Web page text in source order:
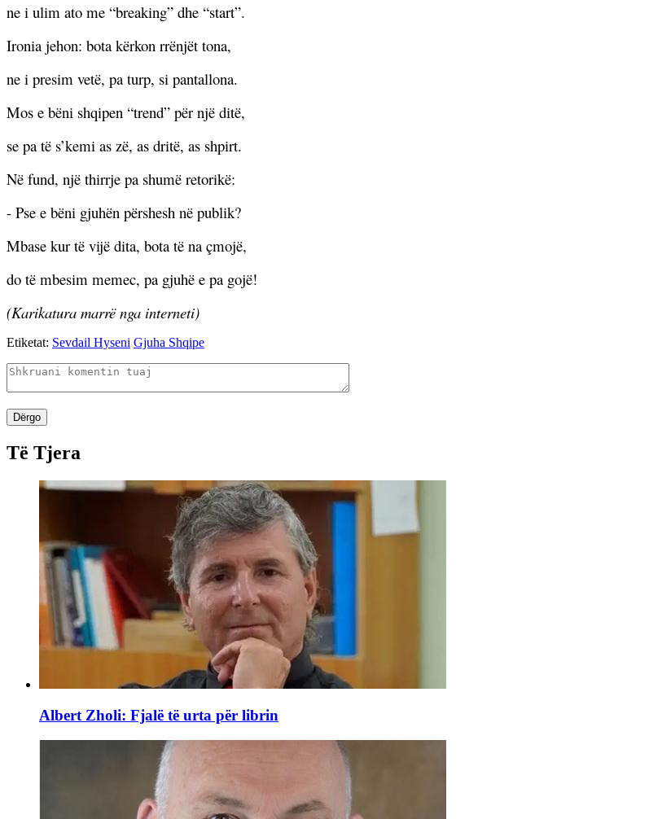
ne i ulim ato me “breaking” dhe “start”.
Ironia jehon: bota kërkon rrënjët tona,
ne i presim vetë, pa turp, si pantallona.
Mos e bëni shqipen “trend” për një ditë,
se pa të s’kemi as zë, as dritë, as shpirt.
Në fund, një thirrje pa shumë retorikë:
- Pse e bëni gjuhën përshesh në publik?
Mbase kur të vijë dita, bota të na çmojë,
do të mbesim memec, pa gjuhë e pa gojë!
(Karikatura marrë nga interneti)
Etiketat: Sevdail Hyseni Gjuha Shqipe
Dërgo
Të Tjera
Albert Zholi: Fjalë të urta për librin